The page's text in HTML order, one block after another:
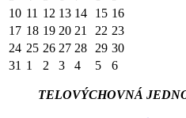
10 11 12 13 14 15 16
17 18 19 20 21 22 23
24 25 26 27 28 29 30
31 1 2 3 4 5 6
TELOVÝCHOVNÁ